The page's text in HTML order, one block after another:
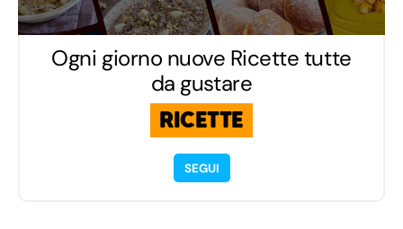
Ogni giorno nuove Ricette tutte
da gustare
RICETTE
SEGUI